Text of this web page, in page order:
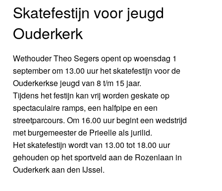
Skatefestijn voor jeugd
Ouderkerk
Wethouder Theo Segers opent op woensdag 1
september om 13.00 uur het skatefestijn voor de
Ouderkerkse jeugd van 8 t/m 15 jaar.
Tijdens het festijn kan vrij worden geskate op
spectaculaire ramps, een halfpipe en een
streetparcours. Om 16.00 uur begint een wedstrijd
met burgemeester de Prieelle als jurilid.
Het skatefestijn wordt van 13.00 tot 18.00 uur
gehouden op het sportveld aan de Rozenlaan in
Ouderkerk aan den IJssel.